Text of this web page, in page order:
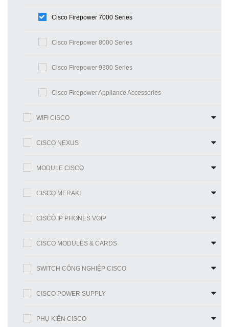
Cisco Firepower 7000 Series
Cisco Firepower 8000 Series
Cisco Firepower 9300 Series
Cisco Firepower Appliance Accessories
WIFI CISCO
CISCO NEXUS
MODULE CISCO
CISCO MERAKI
CISCO IP PHONES VOIP
CISCO MODULES & CARDS
SWITCH CÔNG NGHIỆP CISCO
CISCO POWER SUPPLY
PHỤ KIỆN CISCO